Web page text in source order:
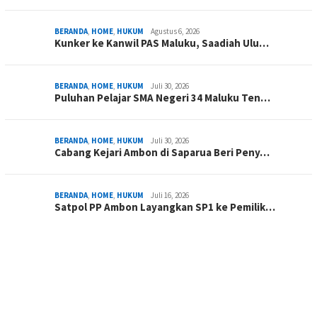
BERANDA HOME HUKUM Agustus 6, 2026
Kunker ke Kanwil PAS Maluku, Saadiah Ulu…
BERANDA HOME HUKUM Juli 30, 2026
Puluhan Pelajar SMA Negeri 34 Maluku Ten…
BERANDA HOME HUKUM Juli 30, 2026
Cabang Kejari Ambon di Saparua Beri Peny…
BERANDA HOME HUKUM Juli 16, 2026
Satpol PP Ambon Layangkan SP1 ke Pemilik…